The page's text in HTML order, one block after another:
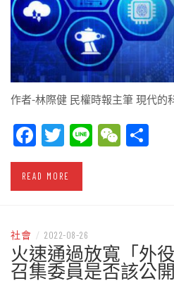
作者-林際健 民權時報主筆 現代的
Facebook
Twitter
Line
READ MORE
社會 / 2022-08-26
火速通過放寬「外
召集委員是否該公